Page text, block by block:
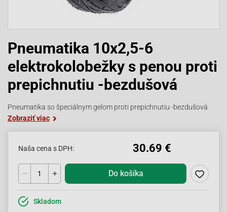
Pneumatika 10x2,5-6
elektrokolobežky s penou proti
prepichnutiu -bezdušová
Pneumatika so špeciálnym gelom proti prepichnutiu -bezdušová
Zobraziť viac
Naša cena s DPH: 30.69 €
Do košíka
Skladom